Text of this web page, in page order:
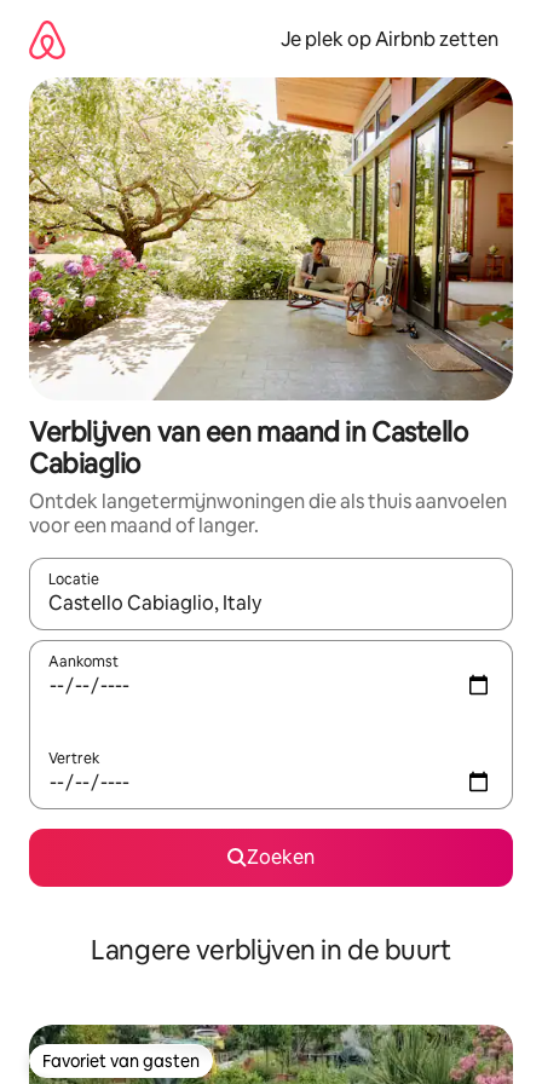
direct
naar
inhoud
Je plek op Airbnb zetten
Verblijven van een maand in Castello
Cabiaglio
Ontdek langetermijnwoningen die als thuis aanvoelen
voor een maand of langer.
Locatie
Wanneer er resultaten beschikbaar zijn, maak je een keuze
Aankomst
Vertrek
Zoeken
Langere verblijven in de buurt
Favoriet van gasten
Favoriet van gasten